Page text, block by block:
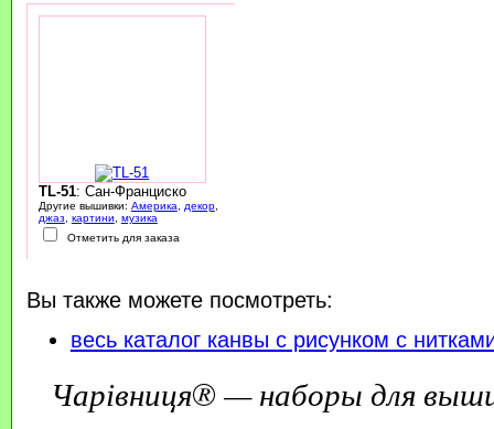
TL-51: Сан-Франциско
Другие вышивки: Америка декор,
джаз, картини
музика
Отметить для заказа
Вы также можете посмотреть:
весь каталог канвы с рисунком с
Чарівниця® — наборы для